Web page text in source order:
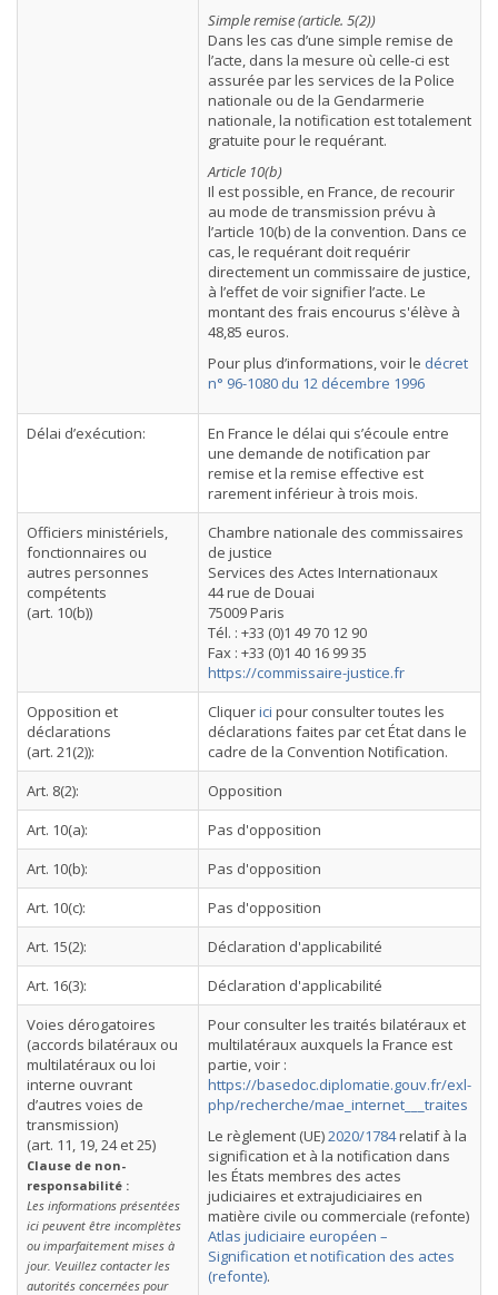
Simple remise (article. 5(2))
Dans les cas d’une simple remise de
l’acte, dans la mesure où celle-ci est
assurée par les services de la Police
nationale ou de la Gendarmerie
nationale, la notification est totalement
gratuite pour le requérant.
Article 10(b)
Il est possible, en France, de recourir
au mode de transmission prévu à
l’article 10(b) de la convention. Dans ce
cas, le requérant doit requérir
directement un commissaire de justice,
à l’effet de voir signifier l’acte. Le
montant des frais encourus s'élève à
48,85 euros.
Pour plus d’informations, voir le décret
n° 96-1080 du 12 décembre 1996
Délai d’exécution:
En France le délai qui s’écoule entre
une demande de notification par
remise et la remise effective est
rarement inférieur à trois mois.
Officiers ministériels,
fonctionnaires ou
autres personnes
compétents
(art. 10(b))
Chambre nationale des commissaires
de justice
Services des Actes Internationaux
44 rue de Douai
75009 Paris
Tél. : +33 (0)1 49 70 12 90
Fax : +33 (0)1 40 16 99 35
https://commissaire-justice.fr
Opposition et
déclarations
(art. 21(2)):
Cliquerici pour consulter toutes les
déclarations faites par cet État dans le
cadre de la Convention Notification.
Art. 8(2):
Opposition
Art. 10(a):
Pas d'opposition
Art. 10(b):
Pas d'opposition
Art. 10(c):
Pas d'opposition
Art. 15(2):
Déclaration d'applicabilité
Art. 16(3):
Déclaration d'applicabilité
Voies dérogatoires
(accords bilatéraux ou
multilatéraux ou loi
interne ouvrant
d’autres voies de
transmission)
(art. 11, 19, 24 et 25)
Clause de non-
responsabilité :
Les informations présentées
ici peuvent être incomplètes
ou imparfaitement mises à
jour. Veuillez contacter les
autorités concernées pour
Pour consulter les traités bilatéraux et
multilatéraux auxquels la France est
partie, voir :
https://basedoc.diplomatie.gouv.fr/exl-
php/recherche/mae_internet___traites
Le règlement (UE)2020/1784relatif à la
signification et à la notification dans
les États membres des actes
judiciaires et extrajudiciaires en
matière civile ou commerciale (refonte)
Atlas judiciaire européen –
Signification et notification des actes
(refonte).